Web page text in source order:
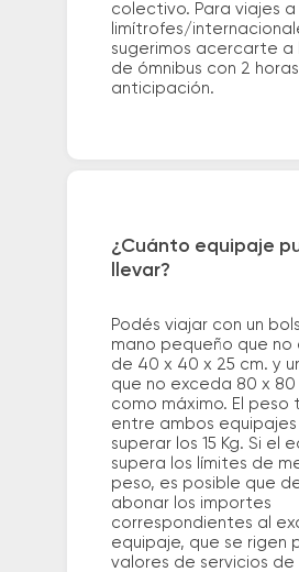
colectivo. Para viajes a
limítrofes/
sugerimos acercarte a
de ómnibus con 2
anticipación.
¿Cuánto equipaje
llevar?
Podés viajar con un
mano pequeño que no
de 40 x 40 x 25 cm. y
que no exceda 80 x 80
como máximo. El peso
entre ambos
superar los 15 Kg. Si el
supera los límites de
peso, es posible que
abonar los importes
correspondientes al
equipaje, que se rigen
valores de servicios de